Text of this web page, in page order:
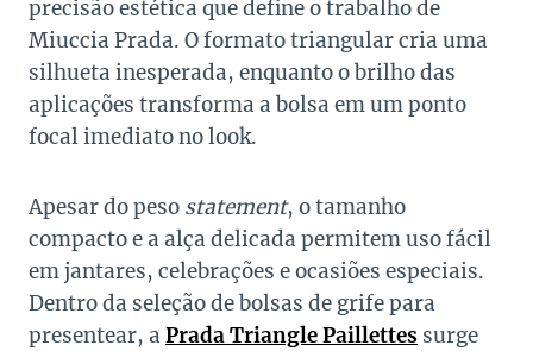
precisão estética que define o trabalho de
Miuccia Prada. O formato triangular cria uma
silhueta inesperada, enquanto o brilho das
aplicações transforma a bolsa em um ponto
focal imediato no look.
Apesar do peso statement, o tamanho
compacto e a alça delicada permitem uso fácil
em jantares, celebrações e ocasiões especiais.
Dentro da seleção de bolsas de grife para
presentear, a Prada Triangle Paillettes surge